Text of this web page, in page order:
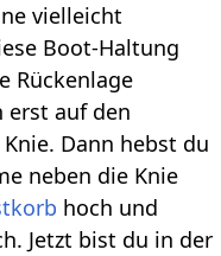
vielleicht
Boot-Haltung
Rückenlage
erst auf den
Dann hebst du
neben die Knie
hoch und
Jetzt bist du in der